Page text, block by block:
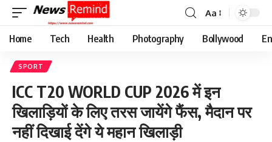
Font
Resizer
Aa
Home Tech Health Photography Bollywood
SPORT
ICC T20 WORLD CUP 2026 में इन
खिलाड़ियों के लिए तरस जायेंगे फैंस, मैदान पर
नहीं दिखाई देंगे ये महान खिलाड़ी